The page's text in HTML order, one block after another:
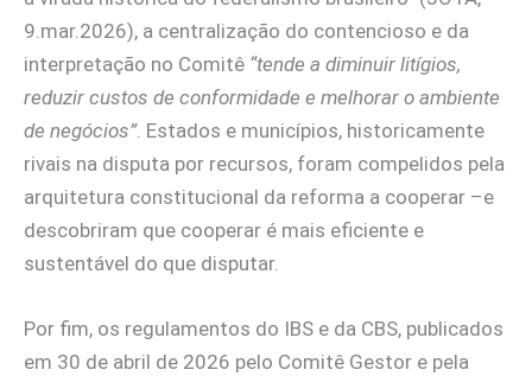
9.mar.2026), a centralização do contencioso e da
interpretação no Comitê “tende a diminuir litígios,
reduzir custos de conformidade e melhorar o ambiente
de negócios”. Estados e municípios, historicamente
rivais na disputa por recursos, foram compelidos pela
arquitetura constitucional da reforma a cooperar –e
descobriram que cooperar é mais eficiente e
sustentável do que disputar.
Por fim, os regulamentos do IBS e da CBS, publicados
em 30 de abril de 2026 pelo Comitê Gestor e pela